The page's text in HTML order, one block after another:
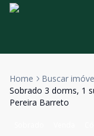
Home
Buscar
Sobrado 3 dorms, 1
Pereira Barreto